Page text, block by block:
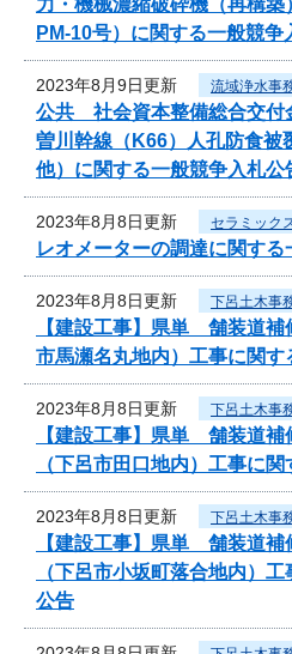
PM-10号）に関する一般競争
2023年8月9日更新 流域浄水事
公共 社会資本整備総合交付
曽川幹線（K66）人孔防食被
他）に関する一般競争入札公
2023年8月8日更新 セラミック
レオメーターの調達に関す
2023年8月8日更新 下呂土木事
【建設工事】県単 舗装道
市馬瀬名丸地内）工事に関す
2023年8月8日更新 下呂土木事
【建設工事】県単 舗装道
（下呂市田口地内）工事に
2023年8月8日更新 下呂土木事
【建設工事】県単 舗装道
（下呂市小坂町落合地内）
公告